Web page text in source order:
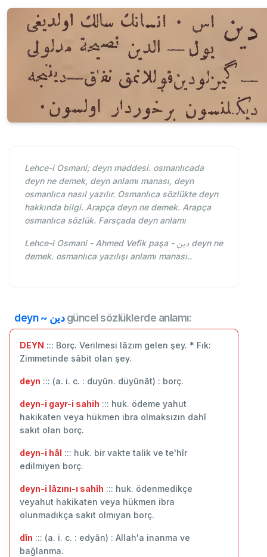
Lehce-i Osmani; deyn maddesi. osmanlıcada
deyn ne demek, deyn anlamı manası, deyn
osmanlıca nasıl yazılır. Osmanlıca sözlükte deyn
hakkında bilgi. Arapça deyn ne demek. Arapça
osmanlıca sözlük. Farsçada deyn anlamı
Lehce-i Osmani - Ahmed Vefik paşa - دين deyn ne
demek. osmanlıca yazılışı anlamı manası..
deyn ~ دينgüncel sözlüklerde anlamı:
DEYN ::: Borç. Verilmesi lâzım gelen şey. * Fık:
Zimmetinde sâbit olan şey.
deyn ::: (a. i. c. : duyûn. düyûnât) : borç.
deyn-i gayr-i sahih ::: huk. ödeme yahut
hakikaten veya hükmen ibra olmaksızın dahî
sakıt olan borç.
deyn-i hâl ::: huk. bir vakte talik ve te'hîr
edilmiyen borç.
deyn-i lâzını-ı sahîh ::: huk. ödenmedikçe
veyahut hakikaten veya hükmen ibra
olunmadıkça sakıt olmıyan borç.
dîn ::: (a. i. c. : edyân) : Allah'a inanma ve
bağlanma.